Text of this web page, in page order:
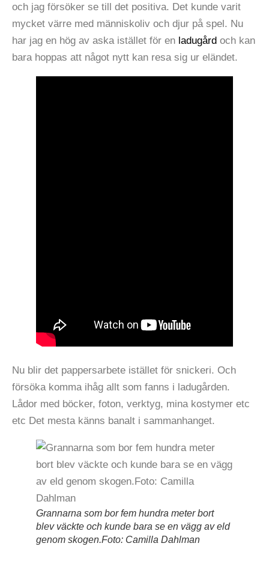
och jag försöker se till det positiva. Det kunde varit
mycket värre med människoliv och djur på spel. Nu
har jag en hög av aska istället för en ladugård och kan
bara hoppas att något nytt kan resa sig ur eländet.
Nu blir det pappersarbete istället för snickeri. Och
försöka komma ihåg allt som fanns i ladugården.
Lådor med böcker, foton, verktyg, mina kostymer etc
etc Det mesta känns banalt i sammanhanget.
Grannarna som bor fem hundra meter bort
blev väckte och kunde bara se en vägg av eld
genom skogen.Foto: Camilla Dahlman